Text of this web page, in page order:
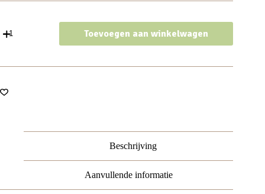
Haarklemmen
Spinmodel
–
Toevoegen aan winkelwagen
Beschrijving
Aanvullende informatie